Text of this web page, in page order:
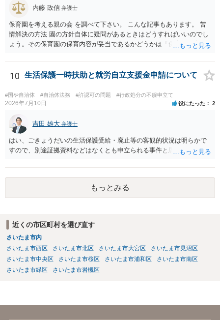
内藤 政信 弁護士
保育園を考える親の会 を調べて下さい。 こんな記事もあります。 苦
情解決の方法 園の方針自体に疑問があるときはどうすればいいのでし
ょう。その保育園の保育内容が妥当であるかどうかは「保育所保育指
だけで問題が解決できずにこじれた時には、苦情を文書にして保育園
に提出しましょう。園は保護者の苦情に耳を傾けなくてはならないと
三）。さらに苦情解決のための第三者委員を施設ごとにおくことも指
導されています。 保育園との相談や交渉で解決できない時には、区市
「福祉サービス運営適正化委員会」が設置されています。 認可保育所
はもちろんのこと、認可外の保育施設でも補助金を受けている施設
は、市や区、都道府県などの責任の範囲内にありますから、役所も相
談に応じなくてはなりません。
10 生活保護一時扶助と就労自立支援金申請について
#国や自治体 #自治体法務 #許認可の問題 #行政処分の不服申立て
2026年7月10日 役にたった 2
吉田 雄大 弁護士
はい、ごきょうだいの生活保護受給・廃止等の客観的状況は明らかで
すので、別途証拠資料などはなくとも申立られる事件と思います。
もっとみる
近くの市区町村を選び直す
さいたま市内
さいたま市西区
さいたま市北区 さいたま市大宮区
さいたま市見沼区
さいたま市中央区
さいたま市桜区 さいたま市浦和区
さいたま市南区
さいたま市緑区
さいたま市岩槻区